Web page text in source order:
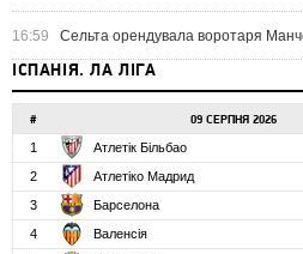
16:59 Сельта орендувала воротаря
ІСПАНІЯ. ЛА ЛІГА
# 09 СЕРПНЯ 2026
1 Атлетік Більбао
2
Атлетіко Мадрид
3
Барселона
4
Валенсія